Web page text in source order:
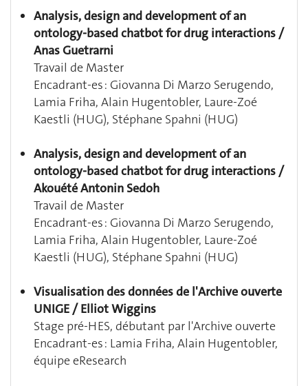
Analysis, design and development of an
ontology-based chatbot for drug interactions /
Anas Guetrarni
Travail de Master
Encadrant-es : Giovanna Di Marzo Serugendo,
Lamia Friha, Alain Hugentobler, Laure-Zoé
Kaestli (HUG), Stéphane Spahni (HUG)
Analysis, design and development of an
ontology-based chatbot for drug interactions /
Akouété Antonin Sedoh
Travail de Master
Encadrant-es : Giovanna Di Marzo Serugendo,
Lamia Friha, Alain Hugentobler, Laure-Zoé
Kaestli (HUG), Stéphane Spahni (HUG)
Visualisation des données de l'Archive ouverte
UNIGE / Elliot Wiggins
Stage pré-HES, débutant par l'Archive ouverte
Encadrant-es : Lamia Friha, Alain Hugentobler,
équipe eResearch